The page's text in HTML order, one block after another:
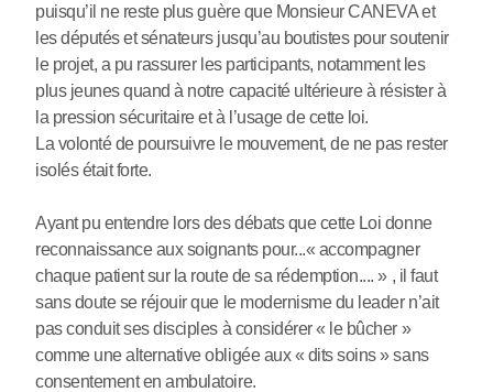
puisqu’il ne reste plus guère que Monsieur CANEVA et
les députés et sénateurs jusqu’au boutistes pour soutenir
le projet, a pu rassurer les participants, notamment les
plus jeunes quand à notre capacité ultérieure à résister à
la pression sécuritaire et à l’usage de cette loi.
La volonté de poursuivre le mouvement, de ne pas rester
isolés était forte.
Ayant pu entendre lors des débats que cette Loi donne
reconnaissance aux soignants pour...« accompagner
chaque patient sur la route de sa rédemption.... » , il faut
sans doute se réjouir que le modernisme du leader n’ait
pas conduit ses disciples à considérer « le bûcher »
comme une alternative obligée aux « dits soins » sans
consentement en ambulatoire.